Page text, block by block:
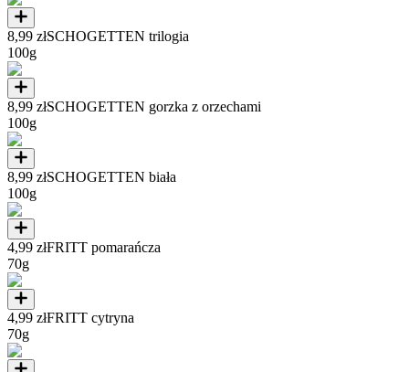
8,99 złSCHOGETTEN trilogia
100g
8,99 złSCHOGETTEN gorzka z orzechami
100g
8,99 złSCHOGETTEN biała
100g
4,99 złFRITT pomarańcza
70g
4,99 złFRITT cytryna
70g